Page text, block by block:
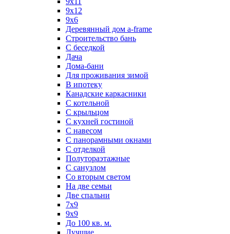
9х12
9х6
Деревянный дом a-frame
Строительство бань
С беседкой
Дача
Дома-бани
Для проживания зимой
В ипотеку
Канадские каркасники
С котельной
С крыльцом
С кухней гостиной
С навесом
С панорамными окнами
С отделкой
Полутораэтажные
С санузлом
Со вторым светом
На две семьи
Две спальни
7х9
9х9
До 100 кв. м.
Лучшие